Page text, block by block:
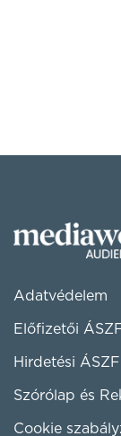
Adatvédelem
Előfizetői ÁSZF
Hirdetési ÁSZF
Szórólap és
Cookie